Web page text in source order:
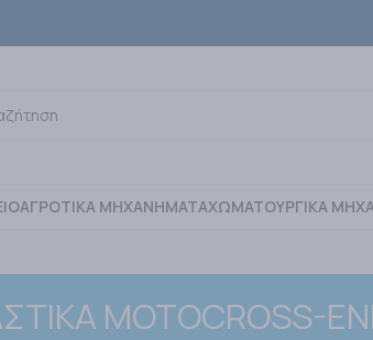
ΑΓΡΟΤΙΚΑ ΜΗΧΑΝΗΜΑΤΑΧΩΜΑΤΟΥΡΓΙΚΑ
MOTOCROSS-